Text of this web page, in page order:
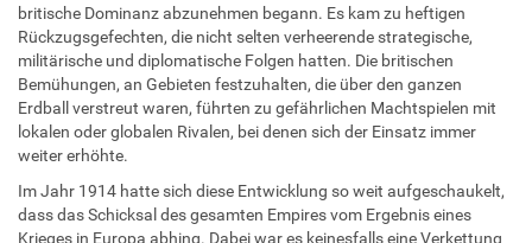
britische Dominanz abzunehmen begann. Es kam zu heftigen
Rückzugsgefechten, die nicht selten verheerende strategische,
militärische und diplomatische Folgen hatten. Die britischen
Bemühungen, an Gebieten festzuhalten, die über den ganzen
Erdball verstreut waren, führten zu gefährlichen Machtspielen mit
lokalen oder globalen Rivalen, bei denen sich der Einsatz immer
weiter erhöhte.
Im Jahr 1914 hatte sich diese Entwicklung so weit aufgeschaukelt,
dass das Schicksal des gesamten Empires vom Ergebnis eines
Krieges in Europa abhing. Dabei war es keinesfalls eine Verkettung